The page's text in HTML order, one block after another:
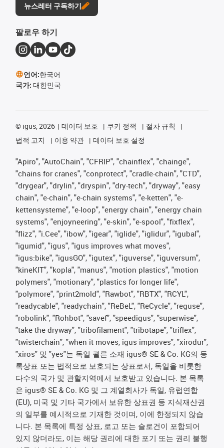
뉴스레터 구독하기
팔로우 하기
언어:한국어
국가: 대한민국
© igus, 2026 데이터 보호 쿠키 정책
절차 규칙
법적 고지
이용 약관 데이터 보호 설정
"Apiro", "AutoChain", "CFRIP", "chainflex", "chainge",
"chains for cranes", "conprotect", "cradle-chain", "CTD",
"drygear", "drylin", "dryspin", "dry-tech", "dryway", "easy
chain", "e-chain", "e-chain systems", "e-ketten", "e-
kettensysteme", "e-loop", "energy chain", "energy chain
systems", "enjoyneering", "e-skin", "e-spool", "fixflex",
"flizz", "i.Cee", "ibow", "igear", "iglide", "iglidur", "igubal",
"igumid", "igus", "igus improves what moves",
"igus:bike", "igusGO", "igutex", "iguverse", "iguversum",
"kineKIT", "kopla", "manus", "motion plastics", "motion
polymers", "motionary", "plastics for longer life",
"polymore", "print2mold", "Rawbot", "RBTX", "RCYL",
"readycable", "readychain", "ReBeL", "ReCycle", "reguse",
"robolink", "Rohbot", "savef", "speedigus", "superwise",
"take the dryway", "tribofilament", "tribotape", "triflex",
"twisterchain", "when it moves, igus improves", "xirodur",
"xiros" 및 "yes"는 독일 쾰른 소재 igus® SE & Co. KG의 등
록상표 또는 법적으로 보호되는 상표로서, 독일을 비롯한
다수의 국가 및 관할지역에서 보호받고 있습니다. 본 목록
은 igus® SE & Co. KG 및 그 계열회사가 독일, 유럽연합
(EU), 미국 및 기타 국가에서 보유한 상표권 등 지식재산권
의 일부를 예시적으로 기재한 것이며, 이에 한정되지 않습
니다. 본 목록에 특정 상표, 로고 또는 슬로건이 포함되어
있지 않더라도, 이는 해당 권리에 대한 포기 또는 권리 불행